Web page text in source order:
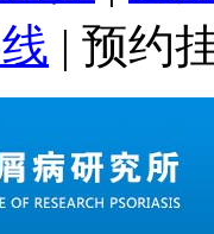
| 预约